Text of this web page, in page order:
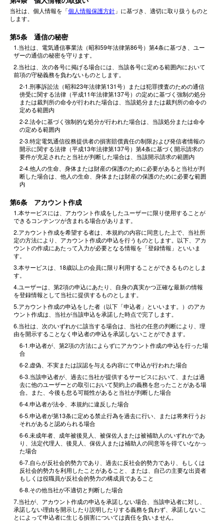
当社は、個人情報を「個人情報保護方針 」に基づき、適切に取り扱うものと
します。
第5条 通信の秘密
1.当社は、電気通信事業法（昭和59年法律第86号）第4条に基づき、ユー
ザーの通信の秘密を守ります。
2.当社は、次の各号に掲げる場合には、当該各号に定める範囲内において
前項の守秘義務を負わないものとします。
2-1.刑事訴訟法（昭和23年法律第131号）または犯罪捜査のための通信
傍受に関する法律（平成11年法律第137号）の定めに基づく強制の処分
または裁判所の命令が行われた場合は、当該処分または裁判所の命令の
定める範囲内
2-2.法令に基づく強制的な処分が行われた場合は、当該処分または命令
の定める範囲内
2-3.特定電気通信役務提供者の損害賠償責任の制限および発信者情報の
開示に関する法律（平成13年法律第137号）第4条に基づく開示請求の
要件が充足されたと当社が判断した場合は、当該開示請求の範囲内
2-4.他人の生命、身体または財産の保護のために必要があると当社が判
断した場合は、他人の生命、身体または財産の保護のために必要な範囲
内
第6条 アカウント作成
1.本サービスには、アカウント作成をしたユーザーに限り使用することが
できるコンテンツが含まれる場合があります。
2.アカウント作成を希望する者は、本規約の内容に同意した上で、当社所
定の方法により、アカウント作成の申込を行うものとします。以下、アカ
ウントの作成にあたって入力が必要となる情報を「登録情報」といいま
す。
3.本サービスは、18歳以上の会員に限り利用することができるものとしま
す。
4.ユーザーは、第2項の申込にあたり、自身の真実かつ正確な最新の情報
を登録情報として当社に提供するものとします。
5.アカウント作成の申込をした者（以下「申込者」といいます。）のアカ
ウント作成は、当社が当該申込を承諾した時点で完了します。
6.当社は、次のいずれかに該当する場合は、当社の任意の判断により、理
由を開示することなく申込者の申込を承諾しないことができます。
6-1.申込者が、第2項の方法によらずにアカウント作成の申込を行った場
合
6-2.虚偽、不実または誤認を与える内容にて申込が行われた場合
6-3.当該申込者が、過去に当社が提供するサービスにおいて、または過
去に他のユーザーとの取引において契約上の義務を怠ったことがある場
合。また、今後も怠る可能性があると当社が判断した場合
6-4.申込者が法令、本規約に違反した場合
6-5.申込者が第13条に定める禁止行為を過去に行い、または将来行うお
それがあると認められる場合
6-6.未成年者、成年被後見人、被保佐人または被補助人のいずれかであ
り、法定代理人、後見人、保佐人または補助人の同意等を得ていなかっ
た場合
6-7.自らが反社会的勢力であり、過去に反社会的勢力であり、もしくは
反社会的勢力を利用したことがあること、または、自己の主要な出資者
もしくは役職員が反社会的勢力の構成員であること
6-8.その他当社が不適切と判断した場合
7.当社が、アカウント作成の申込を承諾しない場合、当該申込者に対し、
承諾しない理由を開示したり説明したりする義務を負わず、承諾しないこ
とによって申込者に生じる損害については責任を負いません。